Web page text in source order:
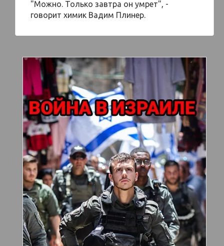
"Можно. Только завтра он умрет", -
говорит химик Вадим Плинер.